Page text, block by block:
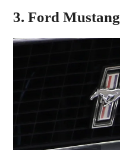
3. Ford Mustang